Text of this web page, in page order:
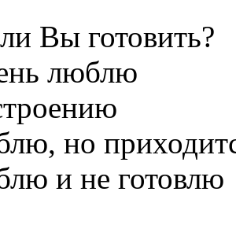
Вы готовить?
люблю
но
и не готовлю